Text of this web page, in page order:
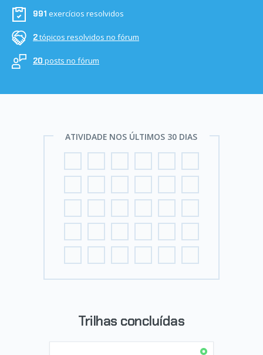
991 exercícios resolvidos
2tópicos resolvidos no fórum
20 posts no fórum
ATIVIDADE NOS ÚLTIMOS 30 DIAS
Trilhas concluídas